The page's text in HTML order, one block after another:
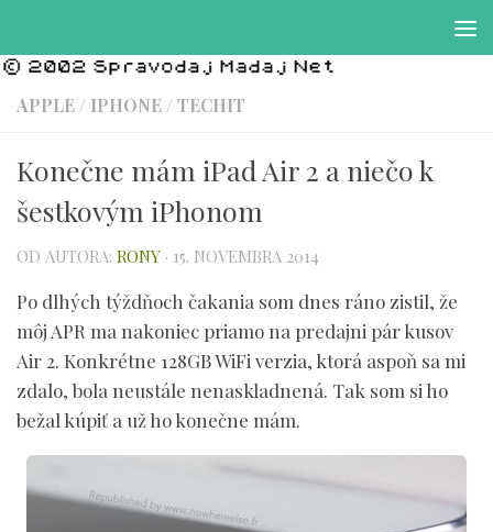
APPLE / IPHONE / TECHIT
Konečne mám iPad Air 2 a niečo k
šestkovým iPhonom
OD AUTORA: RONY · 15. NOVEMBRA 2014
Po dlhých týždňoch čakania som dnes ráno zistil, že
môj APR ma nakoniec priamo na predajni pár kusov
Air 2. Konkrétne 128GB WiFi verzia, ktorá aspoň sa mi
zdalo, bola neustále nenaskladnená. Tak som si ho
bežal kúpiť a už ho konečne mám.